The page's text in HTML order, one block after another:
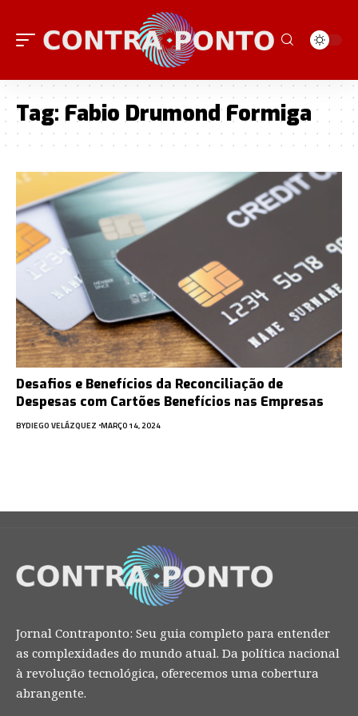
Tag: Fabio Drumond Formiga
Desafios e Benefícios da Reconciliação de
Despesas com Cartões Benefícios nas Empresas
BYDIEGO VELÁZQUEZ MARÇO 14, 2024
Jornal Contraponto: Seu guia completo para entender
as complexidades do mundo atual. Da política nacional
à revolução tecnológica, oferecemos uma cobertura
abrangente.